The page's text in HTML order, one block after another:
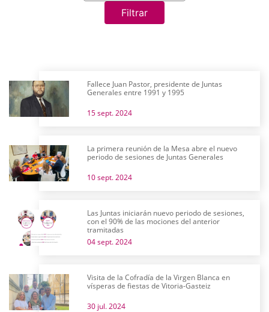
Filtrar
Fallece Juan Pastor, presidente de Juntas
Generales entre 1991 y 1995
15 sept. 2024
La primera reunión de la Mesa abre el nuevo
periodo de sesiones de Juntas Generales
10 sept. 2024
Las Juntas iniciarán nuevo periodo de sesiones,
con el 90% de las mociones del anterior
tramitadas
04 sept. 2024
Visita de la Cofradía de la Virgen Blanca en
vísperas de fiestas de Vitoria-Gasteiz
30 jul. 2024